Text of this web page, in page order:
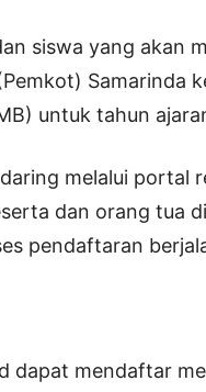
siswa yang akan
Samarinda
untuk tahun
melalui portal
dan orang tua
pendaftaran
dapat mendaftar